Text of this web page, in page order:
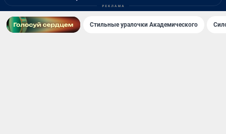
Стильные уралочки Академического